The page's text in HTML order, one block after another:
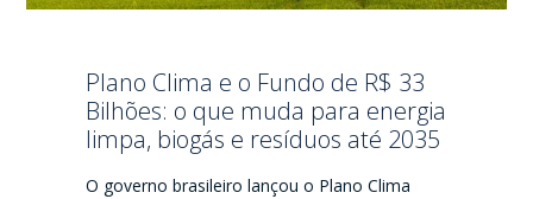
Plano Clima e o Fundo de R$ 33
Bilhões: o que muda para energia
limpa, biogás e resíduos até 2035
O governo brasileiro lançou o Plano Clima